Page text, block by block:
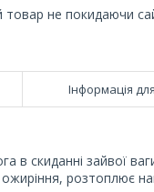
товар не покидаючи
Інформація
в скиданні зайвої
ожиріння, розтоплює